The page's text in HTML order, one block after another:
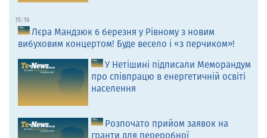
15:16
Лєра Мандзюк 6 березня у Рівному з новим
вибуховим концертом! Буде весело і «з перчиком»!
У Нетішині підписали Меморандум
про співпрацю в енергетичній освіті
населення
Розпочато прийом заявок на
гранти для переробної